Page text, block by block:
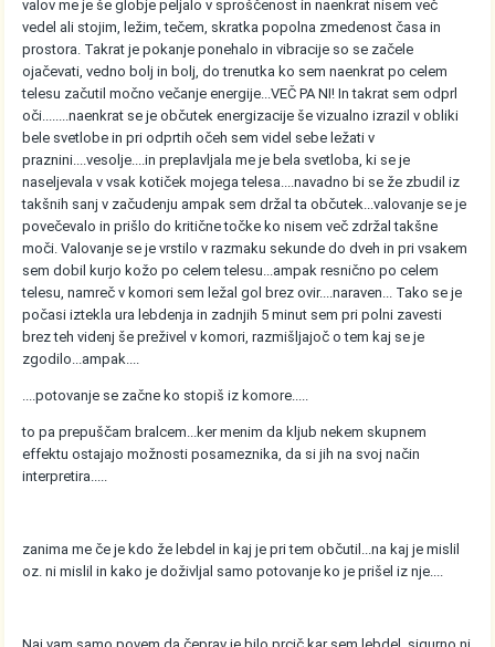
valov me je še globje peljalo v sproščenost in naenkrat nisem več
vedel ali stojim, ležim, tečem, skratka popolna zmedenost časa in
prostora. Takrat je pokanje ponehalo in vibracije so se začele
ojačevati, vedno bolj in bolj, do trenutka ko sem naenkrat po celem
telesu začutil močno večanje energije...VEČ PA NI! In takrat sem odprl
oči........naenkrat se je občutek energizacije še vizualno izrazil v obliki
bele svetlobe in pri odprtih očeh sem videl sebe ležati v
praznini....vesolje....in preplavljala me je bela svetloba, ki se je
naseljevala v vsak kotiček mojega telesa....navadno bi se že zbudil iz
takšnih sanj v začudenju ampak sem držal ta občutek...valovanje se je
povečevalo in prišlo do kritične točke ko nisem več zdržal takšne
moči. Valovanje se je vrstilo v razmaku sekunde do dveh in pri vsakem
sem dobil kurjo kožo po celem telesu...ampak resnično po celem
telesu, namreč v komori sem ležal gol brez ovir....naraven... Tako se je
počasi iztekla ura lebdenja in zadnjih 5 minut sem pri polni zavesti
brez teh videnj še preživel v komori, razmišljajoč o tem kaj se je
zgodilo...ampak....
....potovanje se začne ko stopiš iz komore.....
to pa prepuščam bralcem...ker menim da kljub nekem skupnem
effektu ostajajo možnosti posameznika, da si jih na svoj način
interpretira.....
zanima me če je kdo že lebdel in kaj je pri tem občutil...na kaj je mislil
oz. ni mislil in kako je doživljal samo potovanje ko je prišel iz nje....
Naj vam samo povem da čeprav je bilo prcič kar sem lebdel, sigurno ni